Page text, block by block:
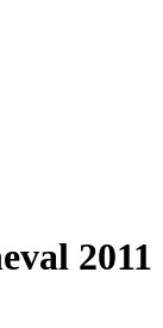
2011